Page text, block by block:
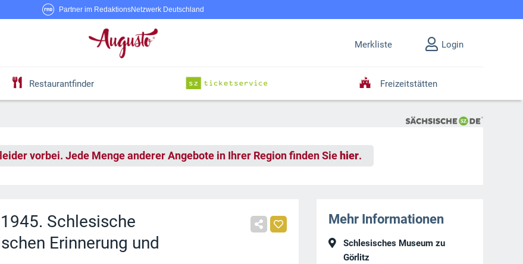
Partner im RedaktionsNetzwerk Deutschland
Merkliste Login
Restaurantfinder Freizeitstätten
vorbei. Jede Menge anderer Angebote in Ihrer Region finden Sie hier.
Schlesische
Erinnerung und
Mehr Informationen
Schlesisches Museum zu
Görlitz